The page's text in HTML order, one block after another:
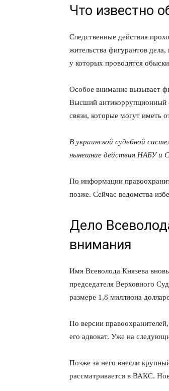
Что известно
Следственные действия
жительства фигурантов
у которых проводятся
Особое внимание вызывает
Высший антикоррупционный
связи, которые могут иметь
В украинской судебной
нынешние действия НАБУ и
По информации
позже. Сейчас ведомства
Дело
внимания
Имя Всеволода Князева
председателя Верховного
размере 1,8 миллиона
По версии
его адвокат. Уже на
Позже за него внесли
рассматривается в ВАКС.